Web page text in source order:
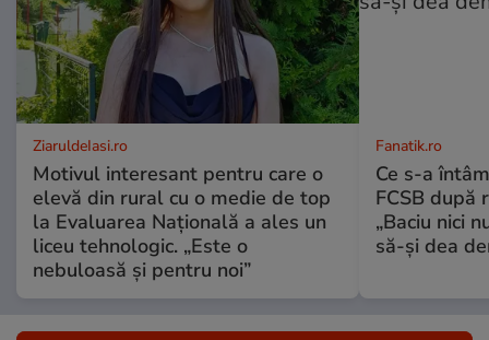
ZiaruldeIasi.ro
Motivul interesant pentru care o
elevă din rural cu o medie de top
la Evaluarea Națională a ales un
liceu tehnologic. „Este o
nebuloasă și pentru noi”
Fanatik.ro
Ce s-a
FCSB după
„Baciu nici
să-și dea